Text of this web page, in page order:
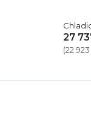
27
(22